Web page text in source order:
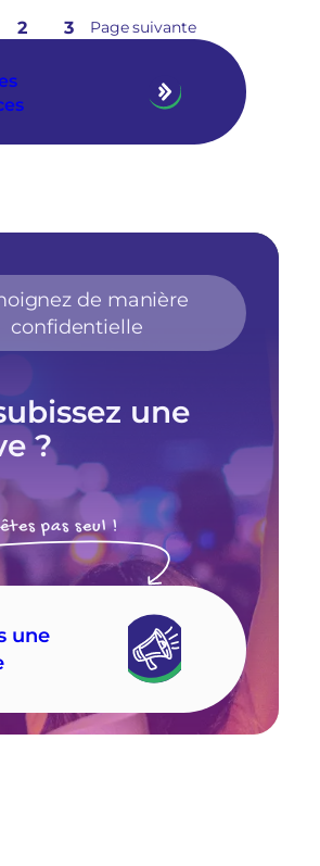
2 3 Page suivante
une
?
pas seul !
une
de manière
confidentielle